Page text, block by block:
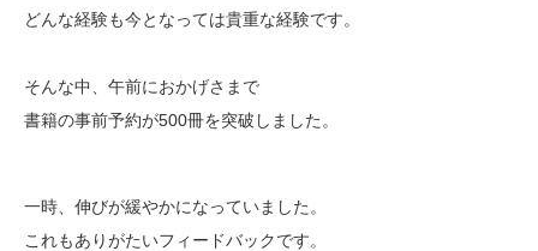
どんな経験も今となっては貴重な経験です。
そんな中、午前におかげさまで
書籍の事前予約が500冊を突破しました。
一時、伸びが緩やかになっていました。
これもありがたいフィードバックです。